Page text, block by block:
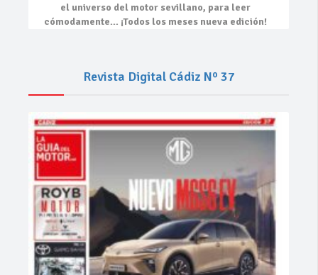
el universo del motor sevillano, para leer
cómodamente… ¡Todos los meses nueva edición!
Revista Digital Cádiz Nº 37